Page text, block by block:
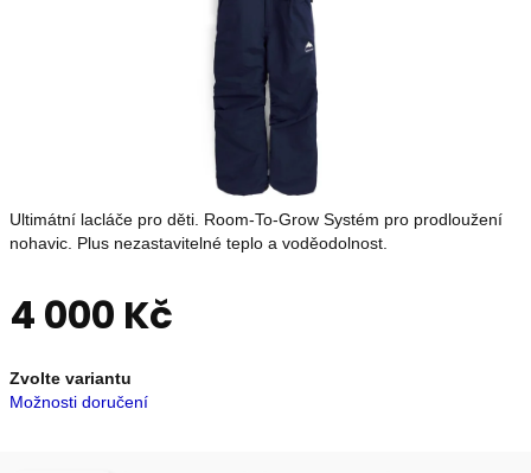
Přihlášení
Nevíte
si
rady?
s
výběrem.
Ultimátní lacláče pro děti. Room-To-Grow Systém pro prodloužení
nohavic. Plus nezastavitelné teplo a voděodolnost.
4 000 Kč
cena:
Zvolte variantu
Možnosti doručení